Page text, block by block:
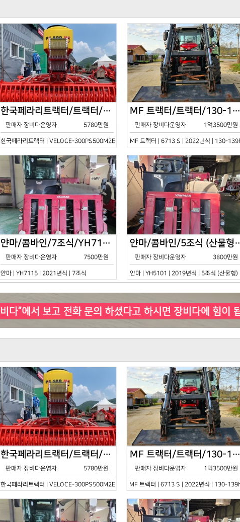
한국페라리트랙터/트랙터/기타/VELOCE-300PS500M2E/2022년식
판매자 장비다운영자 5780만원
한국페라리트랙터 | VELOCE-300PS500M2E | 2022년식 | 기타
MF 트랙터/트랙터/130-139hp/6713 S/2022년식
판매자 장비다운영자 1억3500만원
MF 트랙터 | 6713 S | 2022년식 | 130-
얀마/콤바인/7조식/YH7115/2021년식
판매자 장비다운영자 7500만원
얀마 | YH7115 | 2021년식 | 7조식
얀마/콤바인/5조식 (
판매자 장비다운영자 3800만원
얀마 | YH5101 | 2019년식 | 5조식 (산물형)
한국페라리트랙터/트랙터/기타/VELOCE-300PS500M2E/2022년식
판매자 장비다운영자 5780만원
한국페라리트랙터 | VELOCE-300PS500M2E | 2022년식 | 기타
MF 트랙터/트랙터/130-139hp/6713 S/2022년식
판매자 장비다운영자 1억3500만원
MF 트랙터 | 6713 S | 2022년식 | 130-